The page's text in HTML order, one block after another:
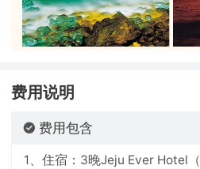
费用说明
费用包含
1、住宿：3晚Jeju Ever Hotel